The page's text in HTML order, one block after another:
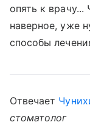
опять к врачу...
наверное, уже
способы
Отвечает
стоматолог